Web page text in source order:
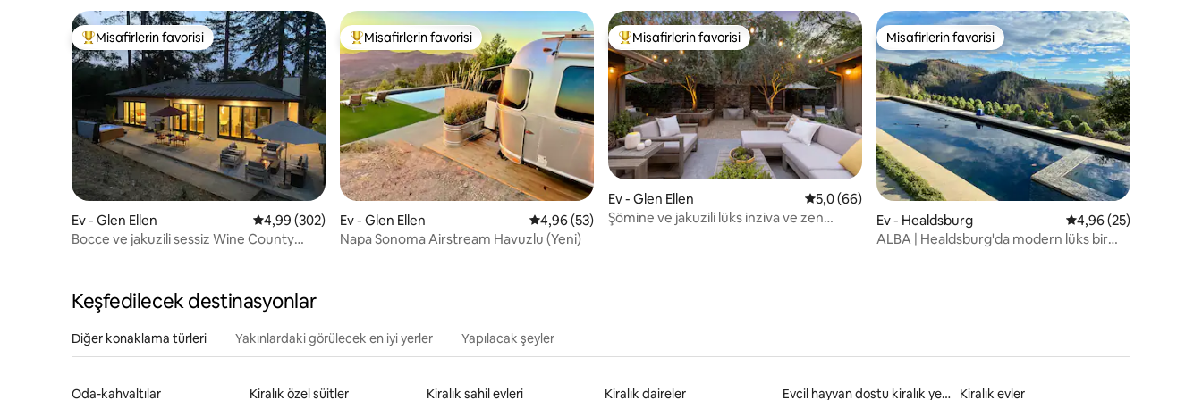
Misafirlerin favorilerinden en beğenilenler arasında
Misafirlerin favorisi
Ev - Glen Ellen 5 üzerinden ortalama 4,99 puan, 302 değerlendirme
4,99 (302)
Bocce ve jakuzili sessiz Wine County
Misafirlerin favorilerinden en beğenilenler arasında
Misafirlerin favorisi
Ev - Glen Ellen 5 üzerinden ortalama 4,96 puan, 53 değerlendirme
4,96 (53)
Napa Sonoma Airstream Havuzlu (Yeni)
Misafirlerin favorilerinden en beğenilenler arasında
Misafirlerin favorisi
Ev - Glen Ellen 5 üzerinden ortalama 5,0 puan, 66 değerlendirme
5,0 (66)
Şömine ve jakuzili lüks inziva ve zen
Misafirlerin favorisi
Misafirlerin favorisi
Ev - Healdsburg 5 üzerinden
4,96 (25)
ALBA | Healdsburg'da modern lüks bir
Keşfedilecek destinasyonlar
Diğer konaklama türleri Yakınlardaki görülecek en iyi yerler Yapılacak şeyler
Oda-kahvaltılar Kiralık özel süitler Kiralık sahil evleri Kiralık daireler Evcil hayvan dostu kiralık yerler Kiralık evler